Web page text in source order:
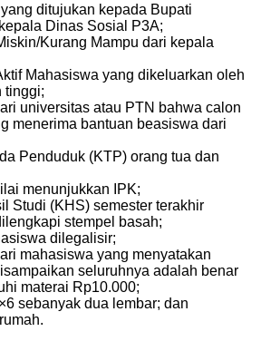
ditujukan kepada Bupati
Dinas Sosial P3A;
Kurang Mampu dari kepala
Mahasiswa yang dikeluarkan oleh
tinggi;
universitas atau PTN bahwa calon
menerima bantuan beasiswa dari
Penduduk (KTP) orang tua dan
menunjukkan IPK;
Studi (KHS) semester terakhir
stempel basah;
dilegalisir;
mahasiswa yang menyatakan
seluruhnya adalah benar
materai Rp10.000;
sebanyak dua lembar; dan